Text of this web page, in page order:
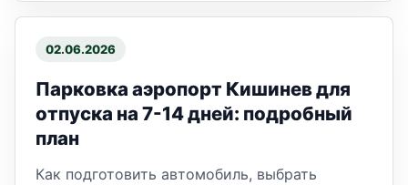
02.06.2026
Парковка аэропорт Кишинев для
отпуска на 7-14 дней: подробный
план
Как подготовить автомобиль, выбрать